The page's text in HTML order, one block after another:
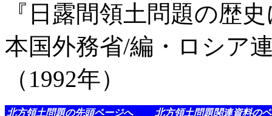
『日露間領土問題の歴
本国外務省/編・ロシア
（1992年）
北方領土問題の先頭ページへ 北方領土問題関連資料の